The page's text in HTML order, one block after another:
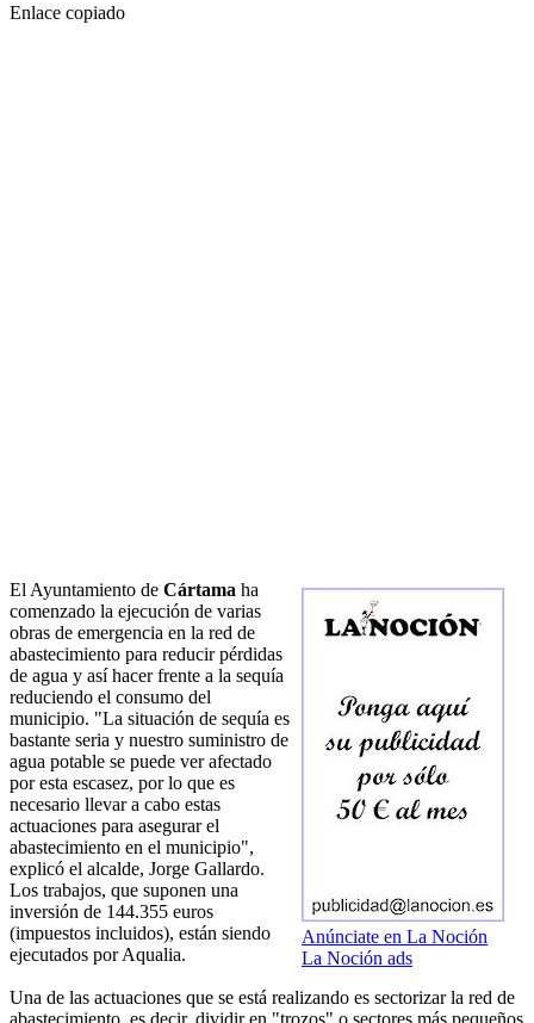
Enlace copiado
Anúnciate en La Noción
La Noción ads
El Ayuntamiento de Cártama ha
comenzado la ejecución de varias
obras de emergencia en la red de
abastecimiento para reducir pérdidas
de agua y así hacer frente a la sequía
reduciendo el consumo del
municipio. "La situación de sequía es
bastante seria y nuestro suministro de
agua potable se puede ver afectado
por esta escasez, por lo que es
necesario llevar a cabo estas
actuaciones para asegurar el
abastecimiento en el municipio",
explicó el alcalde, Jorge Gallardo.
Los trabajos, que suponen una
inversión de 144.355 euros
(impuestos incluidos), están siendo
ejecutados por Aqualia.
Una de las actuaciones que se está realizando es sectorizar la red de
abastecimiento, es decir, dividir en "trozos" o sectores más pequeños